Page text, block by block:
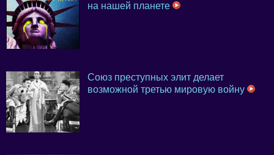
на нашей планете
Союз преступных элит делает
возможной третью мировую войну